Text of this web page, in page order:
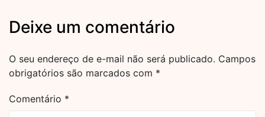
Deixe um comentário
O seu endereço de e-mail não será publicado. Campos
obrigatórios são marcados com *
Comentário *